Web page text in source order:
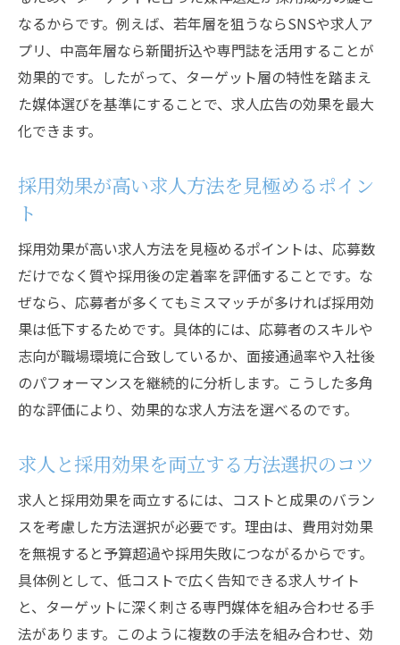
なるからです。例えば、若年層を狙うならSNSや求人ア
プリ、中高年層なら新聞折込や専門誌を活用することが
効果的です。したがって、ターゲット層の特性を踏まえ
た媒体選びを基準にすることで、求人広告の効果を最大
化できます。
採用効果が高い求人方法を見極めるポイン
ト
採用効果が高い求人方法を見極めるポイントは、応募数
だけでなく質や採用後の定着率を評価することです。な
ぜなら、応募者が多くてもミスマッチが多ければ採用効
果は低下するためです。具体的には、応募者のスキルや
志向が職場環境に合致しているか、面接通過率や入社後
のパフォーマンスを継続的に分析します。こうした多角
的な評価により、効果的な求人方法を選べるのです。
求人と採用効果を両立する方法選択のコツ
求人と採用効果を両立するには、コストと成果のバラン
スを考慮した方法選択が必要です。理由は、費用対効果
を無視すると予算超過や採用失敗につながるからです。
具体例として、低コストで広く告知できる求人サイト
と、ターゲットに深く刺さる専門媒体を組み合わせる手
法があります。このように複数の手法を組み合わせ、効